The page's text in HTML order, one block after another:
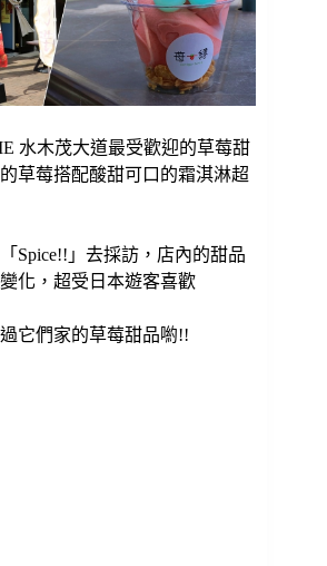
水木茂大道最受歡迎的草莓甜
草莓搭配酸甜可口的霜淇淋超
Spice!!」去採訪，店內的甜品
化，超受日本遊客喜歡
它們家的草莓甜品喲!!